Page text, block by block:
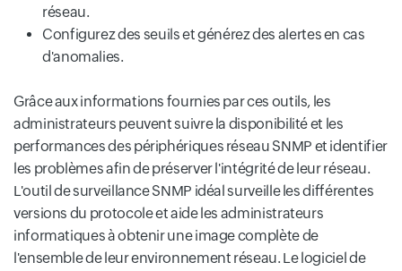
réseau.
Configurez des seuils et générez des alertes en cas
d'anomalies.
Grâce aux informations fournies par ces outils, les
administrateurs peuvent suivre la disponibilité et les
performances des périphériques réseau SNMP et identifier
les problèmes afin de préserver l'intégrité de leur réseau.
L'outil de surveillance SNMP idéal surveille les différentes
versions du protocole et aide les administrateurs
informatiques à obtenir une image complète de
l'ensemble de leur environnement réseau. Le logiciel de